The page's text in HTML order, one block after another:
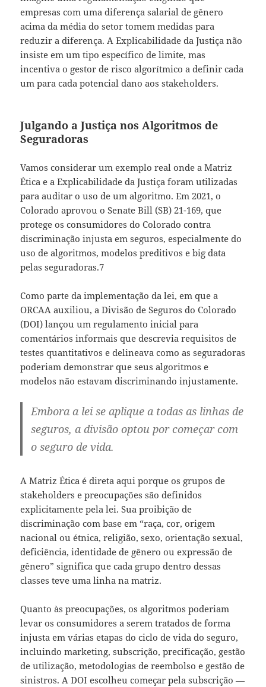
empresas com uma diferença salarial de gênero
acima da média do setor tomem medidas para
reduzir a diferença. A Explicabilidade da Justiça não
insiste em um tipo específico de limite, mas
incentiva o gestor de risco algorítmico a definir cada
um para cada potencial dano aos stakeholders.
Julgando a Justiça nos Algoritmos de
Seguradoras
Vamos considerar um exemplo real onde a Matriz
Ética e a Explicabilidade da Justiça foram utilizadas
para auditar o uso de um algoritmo. Em 2021, o
Colorado aprovou o Senate Bill (SB) 21-169, que
protege os consumidores do Colorado contra
discriminação injusta em seguros, especialmente do
uso de algoritmos, modelos preditivos e big data
pelas seguradoras.7
Como parte da implementação da lei, em que a
ORCAA auxiliou, a Divisão de Seguros do Colorado
(DOI) lançou um regulamento inicial para
comentários informais que descrevia requisitos de
testes quantitativos e delineava como as seguradoras
poderiam demonstrar que seus algoritmos e
modelos não estavam discriminando injustamente.
Embora a lei se aplique a todas as linhas de
seguros, a divisão optou por começar com
o seguro de vida.
A Matriz Ética é direta aqui porque os grupos de
stakeholders e preocupações são definidos
explicitamente pela lei. Sua proibição de
discriminação com base em “raça, cor, origem
nacional ou étnica, religião, sexo, orientação sexual,
deficiência, identidade de gênero ou expressão de
gênero” significa que cada grupo dentro dessas
classes teve uma linha na matriz.
Quanto às preocupações, os algoritmos poderiam
levar os consumidores a serem tratados de forma
injusta em várias etapas do ciclo de vida do seguro,
incluindo marketing, subscrição, precificação, gestão
de utilização, metodologias de reembolso e gestão de
sinistros. A DOI escolheu começar pela subscrição —